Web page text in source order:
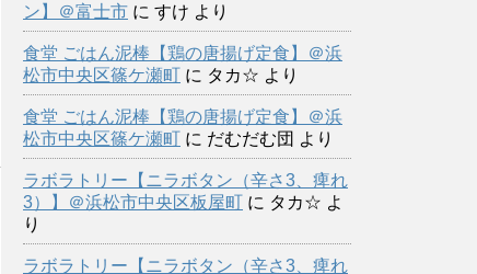
ン】＠富士市 に すけ より
食堂 ごはん泥棒【鶏の唐揚げ定食】＠浜
松市中央区篠ケ瀬町 に タカ☆ より
食堂 ごはん泥棒【鶏の唐揚げ定食】＠浜
松市中央区篠ケ瀬町 に だむだむ団 より
ラボラトリー【ニラボタン（辛さ3、痺れ
3）】＠浜松市中央区板屋町 に タカ☆ よ
り
ラボラトリー【ニラボタン（辛さ3、痺れ